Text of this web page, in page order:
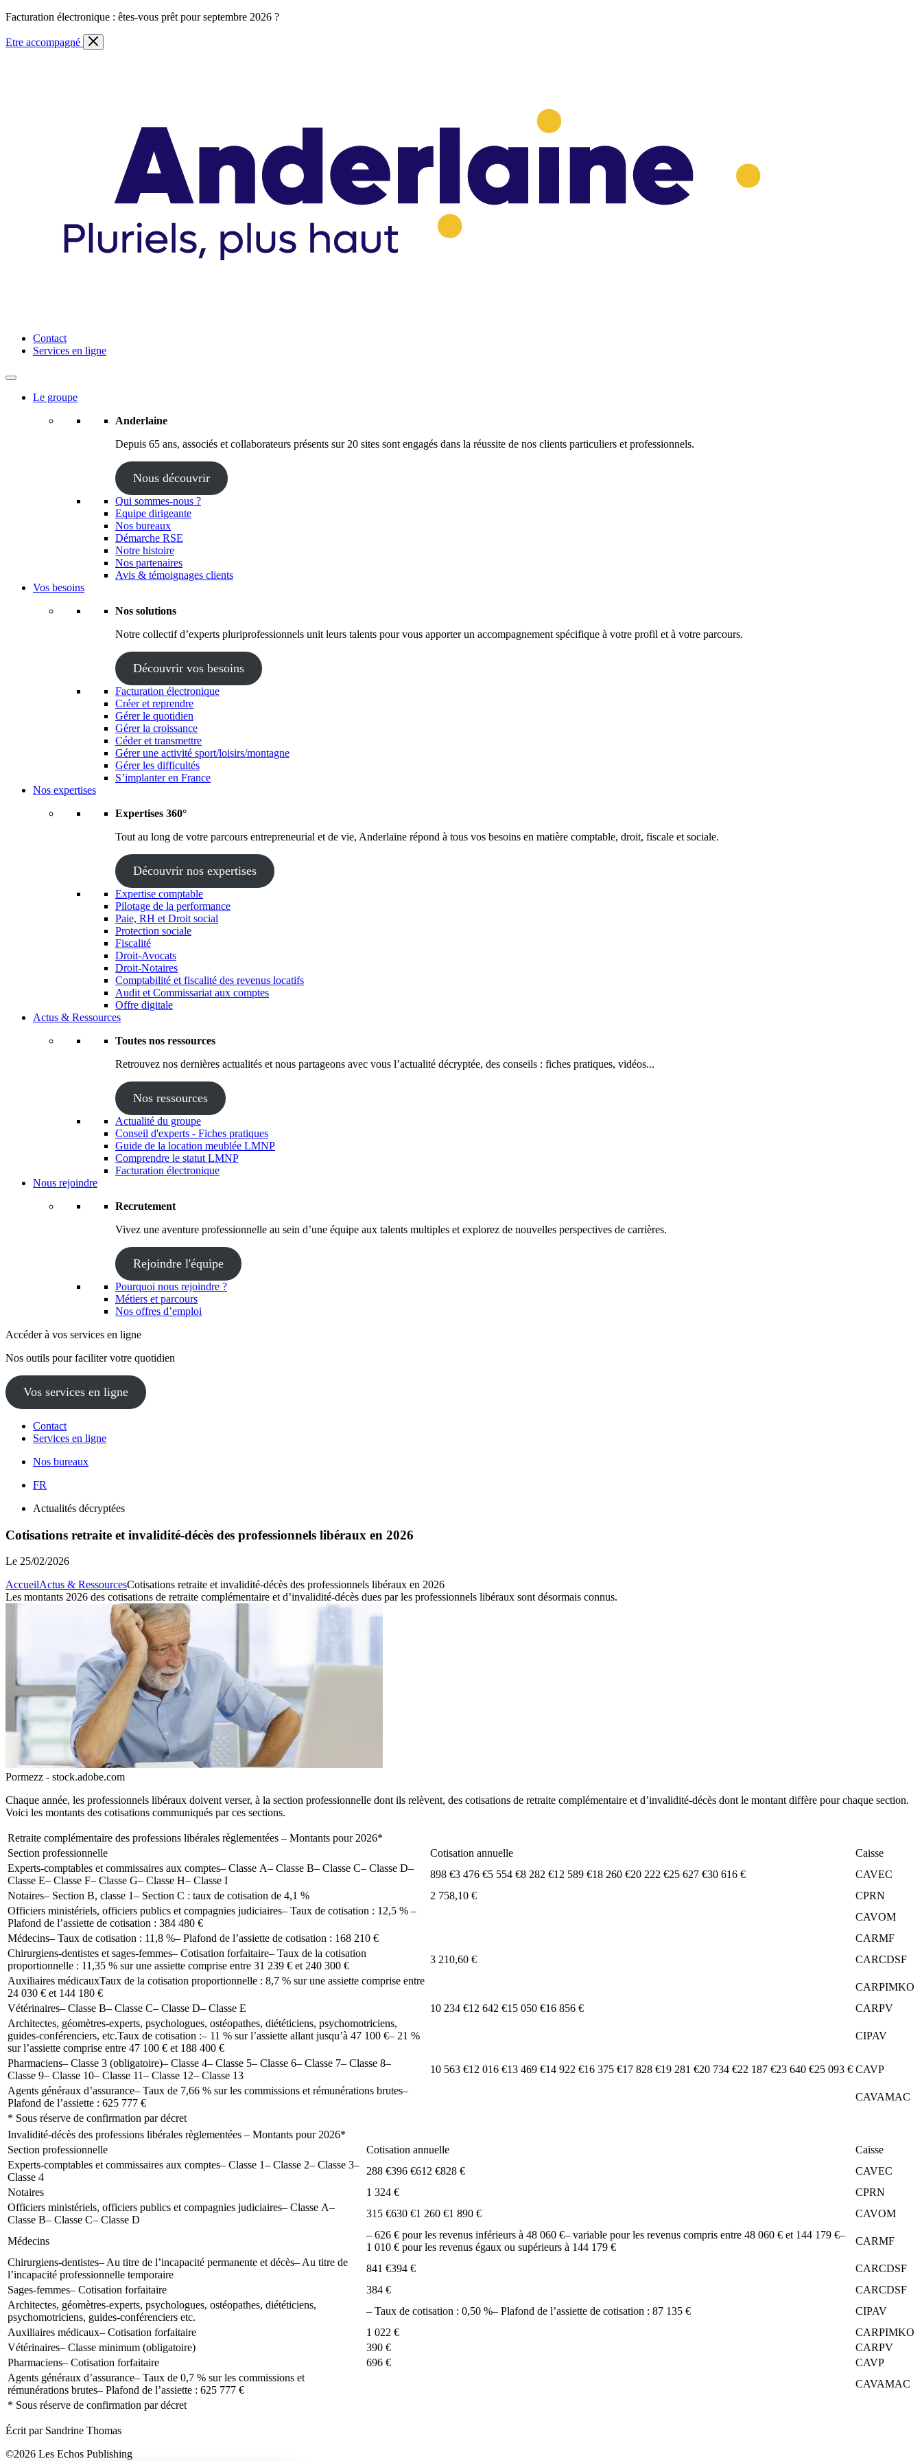
Skip
content
Facturation électronique : êtes-vous prêt pour septembre 2026 ?
Etre accompagné
Anderlaine | Conseil – Expert comptable – Avocat – Audit
Contact
Services en ligne
Le groupe
Anderlaine
Depuis 65 ans, associés et collaborateurs présents sur 20 sites sont engagés dans la réussite de nos clients particuliers et professionnels.
Nous découvrir
Qui sommes-nous ?
Equipe dirigeante
Nos bureaux
Démarche RSE
Notre histoire
Nos partenaires
Avis & témoignages clients
Vos besoins
Nos solutions
Notre collectif d’experts pluriprofessionnels unit leurs talents pour vous apporter un accompagnement spécifique à votre profil et à votre parcours.
Découvrir vos besoins
Facturation électronique
Créer et reprendre
Gérer le quotidien
Gérer la croissance
Céder et transmettre
Gérer une activité sport/loisirs/montagne
Gérer les difficultés
S’implanter en France
Nos expertises
Expertises 360°
Tout au long de votre parcours entrepreneurial et de vie, Anderlaine répond à tous vos besoins en matière comptable, droit, fiscale et sociale.
Découvrir nos expertises
Expertise comptable
Pilotage de la performance
Paie, RH et Droit social
Protection sociale
Fiscalité
Droit-Avocats
Droit-Notaires
Comptabilité et fiscalité des revenus locatifs
Audit et Commissariat aux comptes
Offre digitale
Actus & Ressources
Toutes nos ressources
Retrouvez nos dernières actualités et nous partageons avec vous l’actualité décryptée, des conseils : fiches pratiques, vidéos...
Nos ressources
Actualité du groupe
Conseil d'experts - Fiches pratiques
Guide de la location meublée LMNP
Comprendre le statut LMNP
Facturation électronique
Nous rejoindre
Recrutement
Vivez une aventure professionnelle au sein d’une équipe aux talents multiples et explorez de nouvelles perspectives de carrières.
Rejoindre l'équipe
Pourquoi nous rejoindre ?
Métiers et parcours
Nos offres d’emploi
Accéder à vos services en ligne
Nos outils pour faciliter votre quotidien
Vos services en ligne
Contact
Services en ligne
Nos bureaux
FR
Actualités décryptées
Cotisations retraite et invalidité-décès des professionnels libéraux en 2026
Le 25/02/2026
AccueilActus & RessourcesCotisations retraite et invalidité-décès des professionnels libéraux en 2026
Les montants 2026 des cotisations de retraite complémentaire et d’invalidité-décès dues par les professionnels libéraux sont désormais connus.
Pormezz - stock.adobe.com
Chaque année, les professionnels libéraux doivent verser, à la section professionnelle dont ils relèvent, des cotisations de retraite complémentaire et d’invalidité-décès dont le montant diffère pour chaque section.
Voici les montants des cotisations communiqués par ces sections.
Retraite complémentaire des professions libérales règlementées – Montants pour 2026*
Section professionnelle
Cotisation annuelle
Caisse
Experts-comptables et commissaires aux comptes– Classe A– Classe B– Classe C– Classe D–
Classe E– Classe F– Classe G– Classe H– Classe I
898 €3 476 €5 554 €8 282 €12 589 €18 260 €20 222 €25 627 €30 616 €
CAVEC
Notaires– Section B, classe 1– Section C : taux de cotisation de 4,1 % 2 758,10 €
CPRN
Officiers ministériels, officiers publics et compagnies judiciaires– Taux de cotisation : 12,5 % –
Plafond de l’assiette de cotisation : 384 480 €
CAVOM
Médecins– Taux de cotisation : 11,8 %– Plafond de l’assiette de cotisation : 168 210 €
CARMF
Chirurgiens-dentistes et sages-femmes– Cotisation forfaitaire– Taux de la cotisation
proportionnelle : 11,35 % sur une assiette comprise entre 31 239 € et 240 300 €
3 210,60 €
CARCDSF
Auxiliaires médicauxTaux de la cotisation proportionnelle : 8,7 % sur une assiette comprise entre
24 030 € et 144 180 €
CARPIMKO
Vétérinaires– Classe B– Classe C– Classe D– Classe E 10 234 €12 642 €15 050 €16 856 €
CARPV
Architectes, géomètres-experts, psychologues, ostéopathes, diététiciens, psychomotriciens,
guides-conférenciers, etc.Taux de cotisation :– 11 % sur l’assiette allant jusqu’à 47 100 €– 21 %
sur l’assiette comprise entre 47 100 € et 188 400 €
CIPAV
Pharmaciens– Classe 3 (obligatoire)– Classe 4– Classe 5– Classe 6– Classe 7– Classe 8–
Classe 9– Classe 10– Classe 11– Classe 12– Classe 13
10 563 €12 016 €13 469 €14 922 €16 375 €17 828 €19 281 €20 734 €22 187 €23 640 €25 093 € CAVP
Agents généraux d’assurance– Taux de 7,66 % sur les commissions et rémunérations brutes–
Plafond de l’assiette : 625 777 €
CAVAMAC
* Sous réserve de confirmation par décret
Invalidité-décès des professions libérales règlementées – Montants pour 2026*
Section professionnelle
Cotisation annuelle
Caisse
Experts-comptables et commissaires aux comptes– Classe 1– Classe 2– Classe 3–
Classe 4
288 €396 €612 €828 €
CAVEC
Notaires
1 324 €
CPRN
Officiers ministériels, officiers publics et compagnies judiciaires– Classe A–
Classe B– Classe C– Classe D
315 €630 €1 260 €1 890 € CAVOM
Médecins
– 626 € pour les revenus inférieurs à 48 060 €– variable pour les revenus compris entre 48 060 € et 144 179 €–
1 010 € pour les revenus égaux ou supérieurs à 144 179 €
CARMF
Chirurgiens-dentistes– Au titre de l’incapacité permanente et décès– Au titre de
l’incapacité professionnelle temporaire
841 €394 €
CARCDSF
Sages-femmes– Cotisation forfaitaire 384 €
CARCDSF
Architectes, géomètres-experts, psychologues, ostéopathes, diététiciens,
psychomotriciens, guides-conférenciers etc.
– Taux de cotisation : 0,50 %– Plafond de l’assiette de cotisation : 87 135 €
CIPAV
Auxiliaires médicaux– Cotisation forfaitaire 1 022 €
CARPIMKO
Vétérinaires– Classe minimum (obligatoire) 390 €
CARPV
Pharmaciens– Cotisation forfaitaire 696 €
CAVP
Agents généraux d’assurance– Taux de 0,7 % sur les commissions et
rémunérations brutes– Plafond de l’assiette : 625 777 €
CAVAMAC
* Sous réserve de confirmation par décret
Écrit par Sandrine Thomas
©2026 Les Echos Publishing